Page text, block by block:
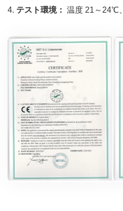
4. テスト環境： 温度 21～24℃